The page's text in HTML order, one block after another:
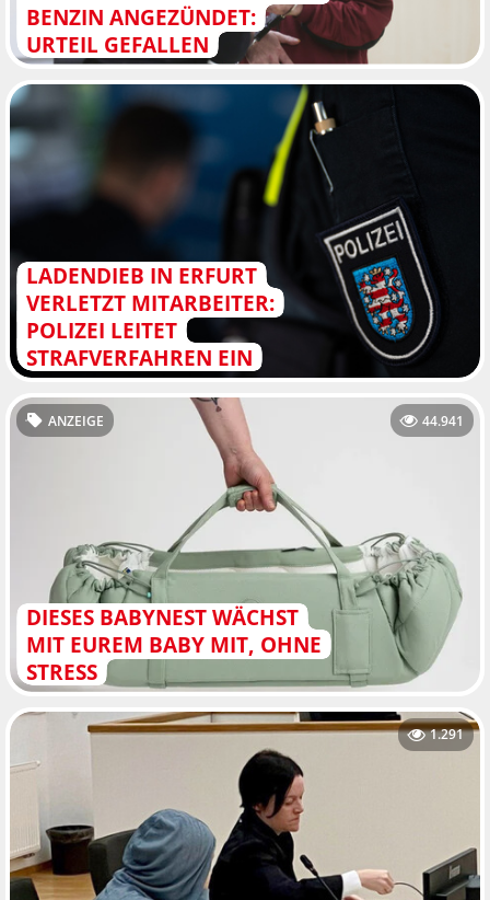
ENZIN ANGEZÜNDET: U
RTEIL GEFALLEN
LADENDIEB IN ERFURT
VERLETZT MITARBEITER:
POLIZEI LEITET
STRAFVERFAHREN EIN
DIESES BABYNEST WÄCHST
MIT EUREM BABY MIT, OHNE
STRESS
ANZEIGE 44.941
1.291